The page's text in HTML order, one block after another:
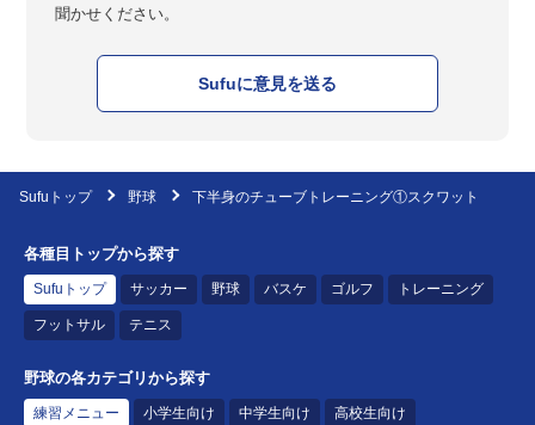
聞かせください。
Sufuに意見を送る
Sufuトップ 野球 下半身のチューブトレーニング①スクワット
各種目トップから探す
Sufuトップ サッカー 野球 バスケ ゴルフ トレーニング
フットサル テニス
野球の各カテゴリから探す
練習メニュー 小学生向け 中学生向け 高校生向け